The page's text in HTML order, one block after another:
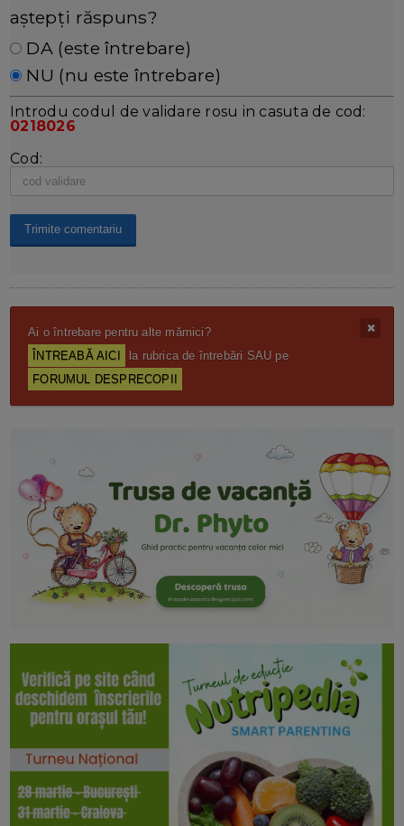
aștepți răspuns?
DA (este întrebare)
NU (nu este întrebare)
Introdu codul de validare rosu in casuta de cod:
0218026
Cod:
Ai o întrebare pentru alte mămici?
ÎNTREABĂ AICI
la rubrica de întrebări SAU pe
FORUMUL DESPRECOPII